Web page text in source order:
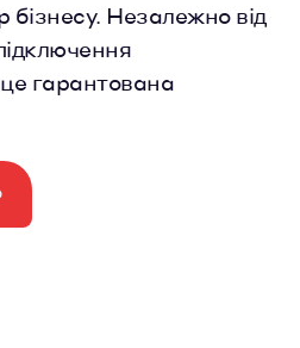
бізнесу. Незалежно від
гарантована